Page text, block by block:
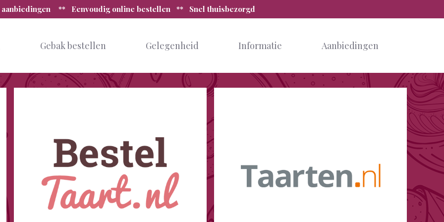
aanbiedingen ** Eenvoudig online bestellen ** Snel thuisbezorgd
Gebak bestellen Gelegenheid Informatie Aanbiedingen